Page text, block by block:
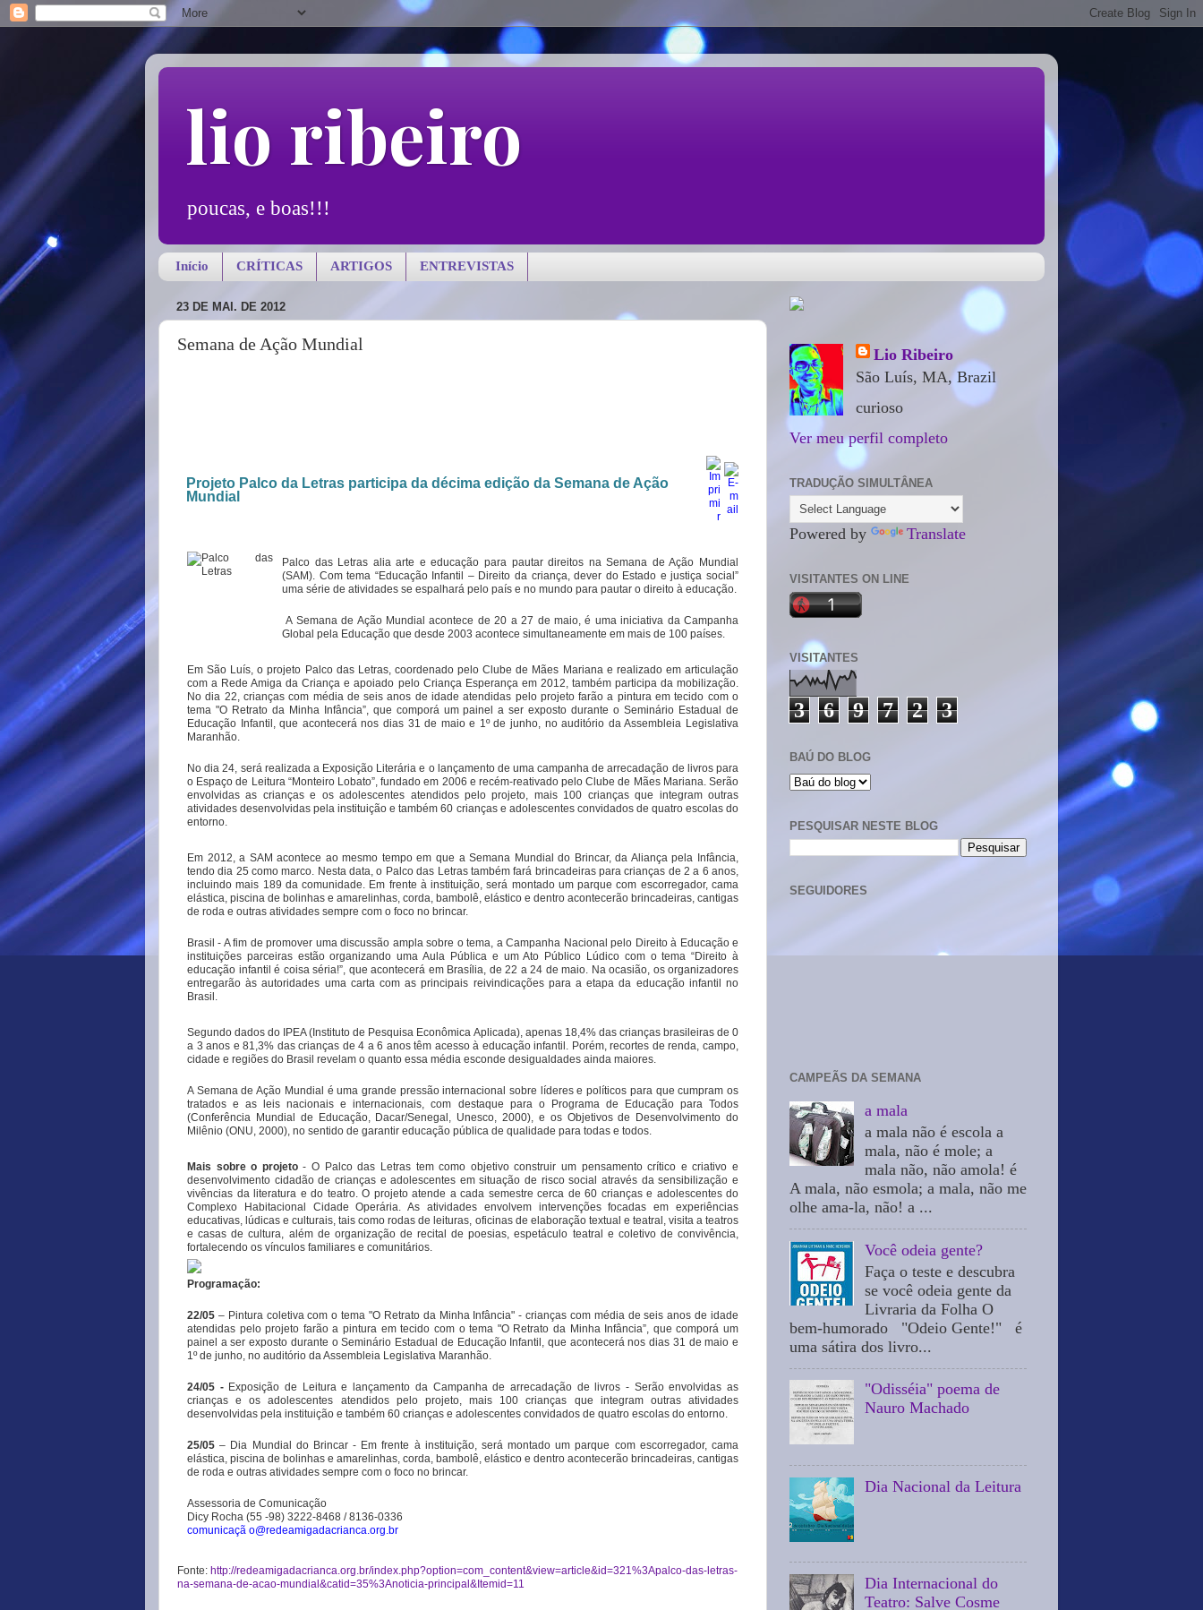
lio ribeiro
poucas, e boas!!!
Início CRÍTICAS ARTIGOS ENTREVISTAS
23 DE MAI. DE 2012
Semana de Ação Mundial
Projeto Palco da Letras participa da décima edição da Semana de Ação
Mundial
Palco das Letras alia arte e educação para pautar direitos na Semana de Ação Mundial
(SAM). Com tema “Educação Infantil – Direito da criança, dever do Estado e justiça social”
uma série de atividades se espalhará pelo país e no mundo para pautar o direito à educação.
A Semana de Ação Mundial acontece de 20 a 27 de maio, é uma iniciativa da Campanha
Global pela Educação que desde 2003 acontece simultaneamente em mais de 100 países.
Em São Luís, o projeto Palco das Letras, coordenado pelo Clube de Mães Mariana e realizado em articulação
com a Rede Amiga da Criança e apoiado pelo Criança Esperança em 2012, também participa da mobilização.
No dia 22, crianças com média de seis anos de idade atendidas pelo projeto farão a pintura em tecido com o
tema "O Retrato da Minha Infância”, que comporá um painel a ser exposto durante o Seminário Estadual de
Educação Infantil, que acontecerá nos dias 31 de maio e 1º de junho, no auditório da Assembleia Legislativa
Maranhão.
No dia 24, será realizada a Exposição Literária e o lançamento de uma campanha de arrecadação de livros para
o Espaço de Leitura “Monteiro Lobato”, fundado em 2006 e recém-reativado pelo Clube de Mães Mariana. Serão
envolvidas as crianças e os adolescentes atendidos pelo projeto, mais 100 crianças que integram outras
atividades desenvolvidas pela instituição e também 60 crianças e adolescentes convidados de quatro escolas do
entorno.
Em 2012, a SAM acontece ao mesmo tempo em que a Semana Mundial do Brincar, da Aliança pela Infância,
tendo dia 25 como marco. Nesta data, o Palco das Letras também fará brincadeiras para crianças de 2 a 6 anos,
incluindo mais 189 da comunidade. Em frente à instituição, será montado um parque com escorregador, cama
elástica, piscina de bolinhas e amarelinhas, corda, bambolê, elástico e dentro acontecerão brincadeiras, cantigas
de roda e outras atividades sempre com o foco no brincar.
Brasil - A fim de promover uma discussão ampla sobre o tema, a Campanha Nacional pelo Direito à Educação e
instituições parceiras estão organizando uma Aula Pública e um Ato Público Lúdico com o tema “Direito à
educação infantil é coisa séria!”, que acontecerá em Brasília, de 22 a 24 de maio. Na ocasião, os organizadores
entregarão às autoridades uma carta com as principais reivindicações para a etapa da educação infantil no
Brasil.
Segundo dados do IPEA (Instituto de Pesquisa Econômica Aplicada), apenas 18,4% das crianças brasileiras de 0
a 3 anos e 81,3% das crianças de 4 a 6 anos têm acesso à educação infantil. Porém, recortes de renda, campo,
cidade e regiões do Brasil revelam o quanto essa média esconde desigualdades ainda maiores.
A Semana de Ação Mundial é uma grande pressão internacional sobre líderes e políticos para que cumpram os
tratados e as leis nacionais e internacionais, com destaque para o Programa de Educação para Todos
(Conferência Mundial de Educação, Dacar/Senegal, Unesco, 2000), e os Objetivos de Desenvolvimento do
Milênio (ONU, 2000), no sentido de garantir educação pública de qualidade para todas e todos.
Mais sobre o projeto- O Palco das Letras tem como objetivo construir um pensamento crítico e criativo e
desenvolvimento cidadão de crianças e adolescentes em situação de risco social através da sensibilização e
vivências da literatura e do teatro. O projeto atende a cada semestre cerca de 60 crianças e adolescentes do
Complexo Habitacional Cidade Operária. As atividades envolvem intervenções focadas em experiências
educativas, lúdicas e culturais, tais como rodas de leituras, oficinas de elaboração textual e teatral, visita a teatros
e casas de cultura, além de organização de recital de poesias, espetáculo teatral e coletivo de convivência,
fortalecendo os vínculos familiares e comunitários.
Programação:
22/05 – Pintura coletiva com o tema "O Retrato da Minha Infância" - crianças com média de seis anos de idade
atendidas pelo projeto farão a pintura em tecido com o tema "O Retrato da Minha Infância”, que comporá um
painel a ser exposto durante o Seminário Estadual de Educação Infantil, que acontecerá nos dias 31 de maio e
1º de junho, no auditório da Assembleia Legislativa Maranhão.
24/05 - Exposição de Leitura e lançamento da Campanha de arrecadação de livros - Serão envolvidas as
crianças e os adolescentes atendidos pelo projeto, mais 100 crianças que integram outras atividades
desenvolvidas pela instituição e também 60 crianças e adolescentes convidados de quatro escolas do entorno.
25/05– Dia Mundial do Brincar - Em frente à instituição, será montado um parque com escorregador, cama
elástica, piscina de bolinhas e amarelinhas, corda, bambolê, elástico e dentro acontecerão brincadeiras, cantigas
de roda e outras atividades sempre com o foco no brincar.
Assessoria de Comunicação
Dicy Rocha (55 -98) 3222-8468 / 8136-0336
comunicaçã o@redeamigadacrianca.org.br
Fonte: http://redeamigadacrianca.org.br/index.php?option=com_content&view=article&id=321%3Apalco-das-letras-
na-semana-de-acao-mundial&catid=35%3Anoticia-principal&Itemid=11
Lio Ribeiro
São Luís, MA, Brazil
curioso
Ver meu perfil completo
TRADUÇÃO SIMULTÂNEA
Powered by Translate
VISITANTES ON LINE
VISITANTES
3 6 9 7 2 3
BAÚ DO BLOG
PESQUISAR NESTE BLOG
SEGUIDORES
CAMPEÃS DA SEMANA
a mala
a mala não é escola a
mala, não é mole; a
mala não, não amola! é
A mala, não esmola; a mala, não me
olhe ama-la, não! a ...
Você odeia gente?
Faça o teste e descubra
se você odeia gente da
Livraria da Folha O
bem-humorado "Odeio Gente!" é
uma sátira dos livro...
"Odisséia" poema de
Nauro Machado
Dia Nacional da Leitura
Dia Internacional do
Teatro: Salve Cosme